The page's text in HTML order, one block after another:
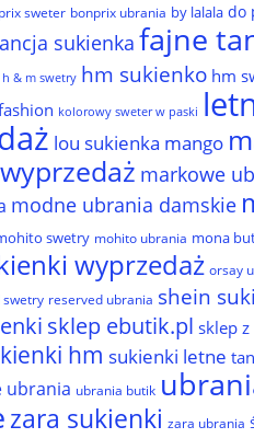
sweter bonprix ubrania by lalala do
sukienka fajne
h & m swetry hm sukienko hm
kolorowy sweter w paski
lou sukienka mango
markowe
modne ubrania damskie
swetry mohito ubrania mona
wyprzedaż orsay
swetry reserved ubrania shein
sklep ebutik.pl sklep
hm sukienki letne
ubrania ubrania butik
zara sukienki zara ubrania